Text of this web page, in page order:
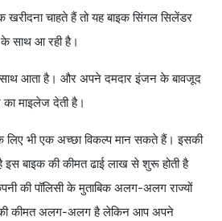
चाहते हैं तो यह बाइक सिंगल सिलेंडर
साथ आ रही है।
आता है। और अपने दमदार इंजन के बावजूद
का माइलेज देती है।
लिए भी एक अच्छा विकल्प मान सकते हैं। इसकी
बाइक की कीमत ढाई लाख से शुरू होती है
की पॉलिसी के मुताबिक अलग-अलग राज्यों
कीमत अलग-अलग है लेकिन आप अपने